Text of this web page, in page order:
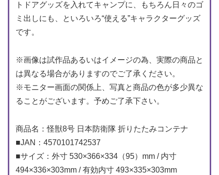
トドアグッズを入れてキャンプに、もちろん日々のゴ
ミ出しにも、といろいろ“使える”キャラクターグッズ
です。
※画像は試作品あるいはイメージの為、実際の商品と
は異なる場合がありますのでご了承ください。
※モニター画面の関係上、写真と商品の色が多少異な
ることがございます。予めご了承下さい。
商品名：怪獣8号 日本防衛隊 折りたたみコンテナ
■JAN：4570101742537
■サイズ：外寸 530×366×334（95）mm / 内寸
494×336×303mm / 有効内寸 493×335×303mm